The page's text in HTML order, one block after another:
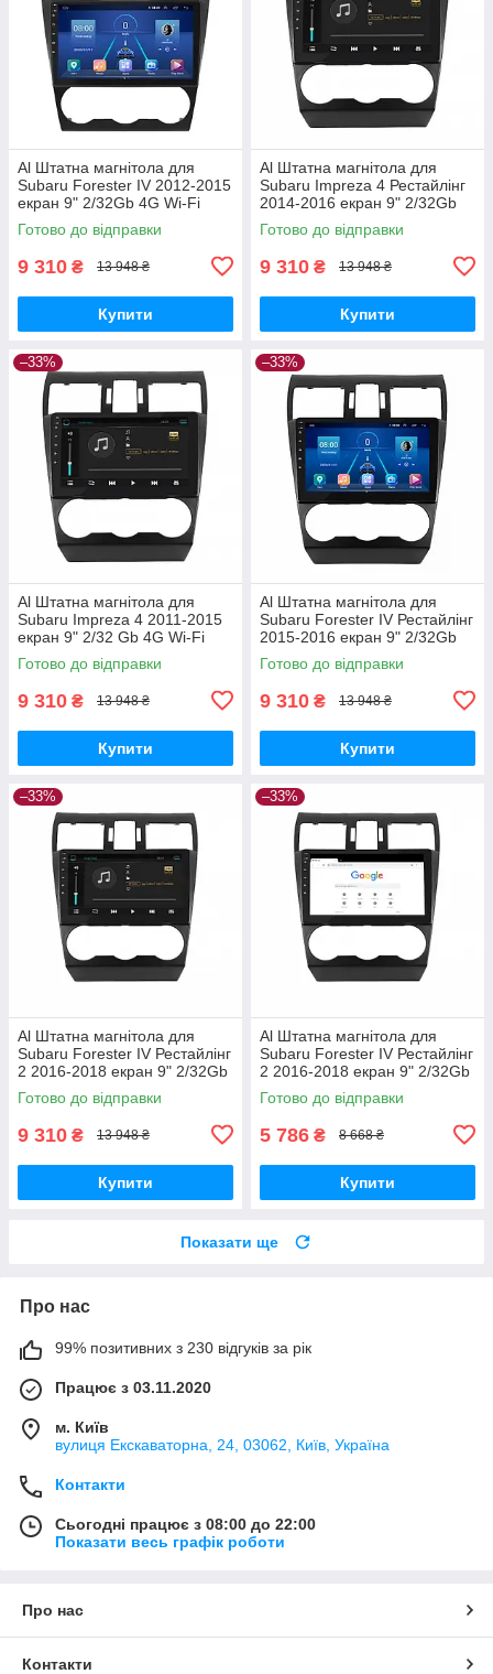
Al Штатна магнітола для
Subaru Forester IV 2012-2015
екран 9" 2/32Gb 4G Wi-Fi
GPS Top Android
Готово до відправки
9 310 ₴ 13 948 ₴
Купити
Al Штатна магнітола для
Subaru Impreza 4 Рестайлінг
2014-2016 екран 9" 2/32Gb
4G Wi-Fi GPS Top Android
Готово до відправки
9 310 ₴ 13 948 ₴
Купити
–33%
Al Штатна магнітола для
Subaru Impreza 4 2011-2015
екран 9" 2/32 Gb 4G Wi-Fi
GPS Top Android
Готово до відправки
9 310 ₴ 13 948 ₴
Купити
–33%
Al Штатна магнітола для
Subaru Forester IV Рестайлінг
2015-2016 екран 9" 2/32Gb
4G Wi-Fi GPS Top Android
Готово до відправки
9 310 ₴ 13 948 ₴
Купити
–33%
Al Штатна магнітола для
Subaru Forester IV Рестайлінг
2 2016-2018 екран 9" 2/32Gb
4G Wi-Fi GPS Top Android
Готово до відправки
9 310 ₴ 13 948 ₴
Купити
–33%
Al Штатна магнітола для
Subaru Forester IV Рестайлінг
2 2016-2018 екран 9" 2/32Gb
Wi-Fi GPS Base Android
Готово до відправки
5 786 ₴ 8 668 ₴
Купити
Показати ще
Про нас
99% позитивних з 230 відгуків за рік
Працює з 03.11.2020
м. Київ
вулиця Екскаваторна, 24, 03062, Київ, Україна
Контакти
Сьогодні працює з 08:00 до 22:00
Показати весь графік роботи
Про нас
Контакти